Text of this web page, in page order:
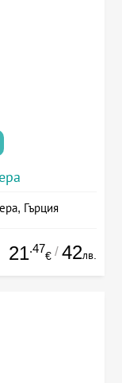
Гърция
21.47
€ / 42лв.